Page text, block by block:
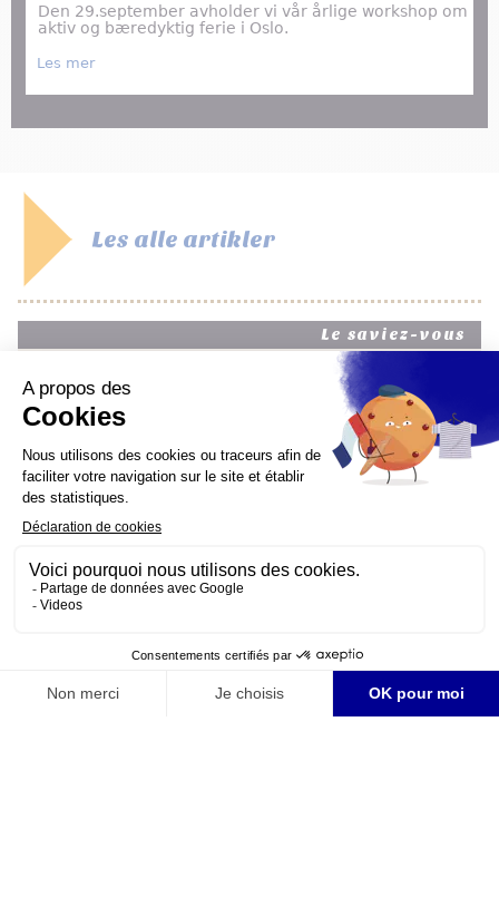
Den 29.september avholder vi vår årlige workshop om
aktiv og bæredyktig ferie i Oslo.
Les merabout France Outdoor 2022
Les alle artikler
Le saviez-vous
Alpe d'Huez har to beskyttede ski-områder
Et måltid uten vin er en dag uten solskinn.
Innehaver av Restaurant Maxim's, Paris fra 1946 etter sin far.